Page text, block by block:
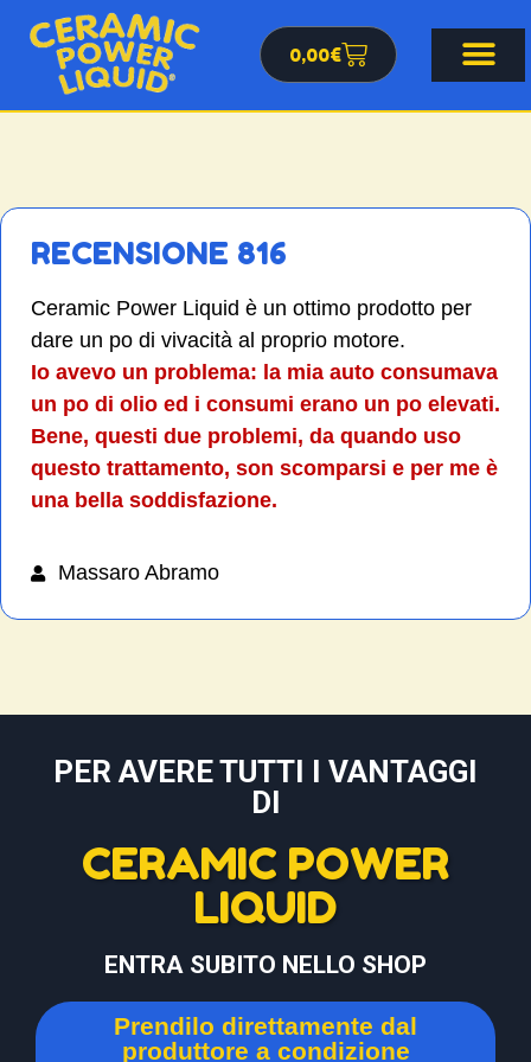
0,00€
RECENSIONE 816
Ceramic Power Liquid è un ottimo prodotto per
dare un po di vivacità al proprio motore.
Io avevo un problema: la mia auto consumava
un po di olio ed i consumi erano un po elevati.
Bene, questi due problemi, da quando uso
questo trattamento, son scomparsi e per me è
una bella soddisfazione.
Massaro Abramo
PER AVERE TUTTI I VANTAGGI
DI
CERAMIC POWER
LIQUID
ENTRA SUBITO NELLO SHOP
Prendilo direttamente dal
produttore a condizione